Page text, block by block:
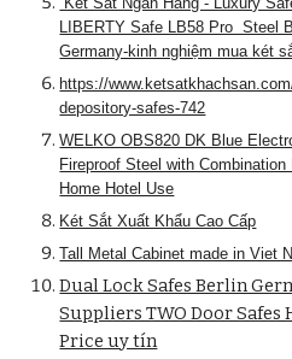
LIBERTY Safe LB58 Pro Steel
Germany-kinh nghiệm mua két
https://
depository-safes-742
WELKO OBS820 DK Blue
Fireproof Steel with
Home Hotel Use
Két Sắt Xuất Khẩu Cao Cấp
Tall Metal Cabinet made in Viet
Dual Lock Safes Berlin
Suppliers TWO Door
Price uy tín